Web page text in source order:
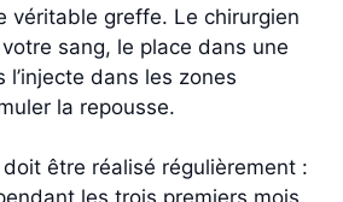
véritable greffe. Le chirurgien
sang, le place dans une
dans les zones
la repousse.
être réalisé régulièrement :